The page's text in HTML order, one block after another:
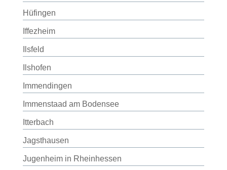
Hüfingen
Iffezheim
Ilsfeld
Ilshofen
Immendingen
Immenstaad am Bodensee
Itterbach
Jagsthausen
Jugenheim in Rheinhessen